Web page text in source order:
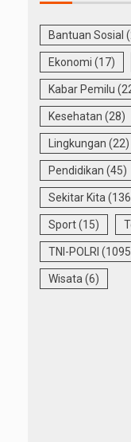
Bantuan Sosial
Ekonomi (17)
Kabar Pemilu
Kesehatan (28)
Lingkungan (22)
Pendidikan (45)
Sekitar Kita
Sport(15)
TNI-POLRI
Wisata(6)